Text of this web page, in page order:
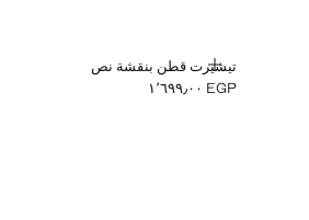
تيشيرت قطن بنقشة نص
إضافة
السعر الحالي [EGP ١٬٦٩٩٫٠٠ ]
EGP ١٬٦٩٩٫٠٠